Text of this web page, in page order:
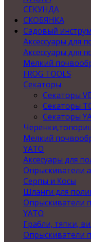
СЕКУНДА
СКОБЯНКА
Садовый
Аксессуары для
Аксессуары для
Мелкий
FROG TOOLS
Секаторы
Секаторы
Секаторы
Секаторы
Мелкий
YATO
Аксесуары для
Опрыскиватели
Серпы и Косы
Шланги для
Опрыскиватели
YATO
Грабли, тяпки,
Опрыскиватели